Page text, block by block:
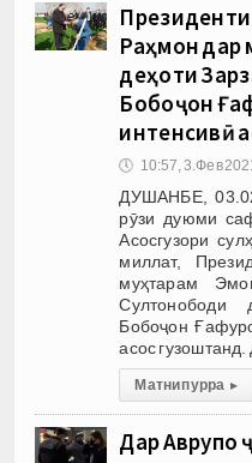
Раҳмон дар
деҳоти
Бобоҷон
интенсивӣ
🕔 10:57, 3.Фев
ДУШАНБЕ,
рӯзи дуюми
Асосгузори
миллат,
муҳтарам
Султонободи
Бобоҷон
асос гузоштанд.
Матни пурра ▸
Дар Аврупо